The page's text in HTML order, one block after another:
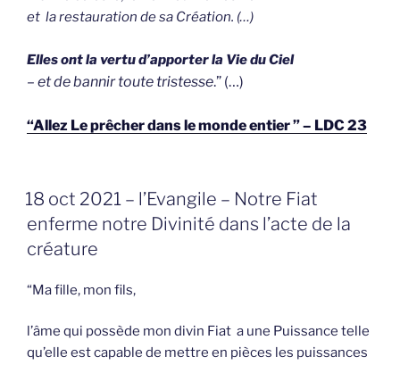
et la restauration de sa Création. (…)
Elles ont la vertu d’apporter la Vie du Ciel
– et de bannir toute tristesse.” (…)
“Allez Le prêcher dans le monde entier ” – LDC 23
GEPLAATST
OP
18 oct 2021 – l’Evangile – Notre Fiat
enferme notre Divinité dans l’acte de la
créature
“Ma fille, mon fils,
l’âme qui possède mon divin Fiat a une Puissance telle
qu’elle est capable de mettre en pièces les puissances